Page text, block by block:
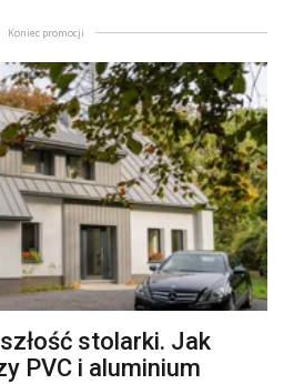
Koniec promocji
stolarki. Jak
PVC i aluminium